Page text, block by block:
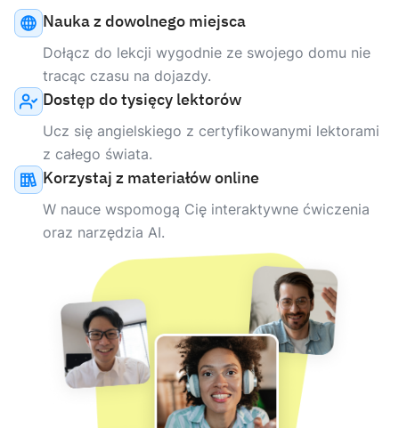
Nauka z dowolnego miejsca
Dołącz do lekcji wygodnie ze swojego domu nie
tracąc czasu na dojazdy.
Dostęp do tysięcy lektorów
Ucz się angielskiego z certyfikowanymi lektorami
z całego świata.
Korzystaj z materiałów online
W nauce wspomogą Cię interaktywne ćwiczenia
oraz narzędzia AI.